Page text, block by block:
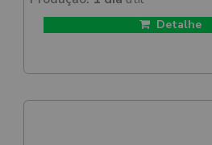
Detalhe